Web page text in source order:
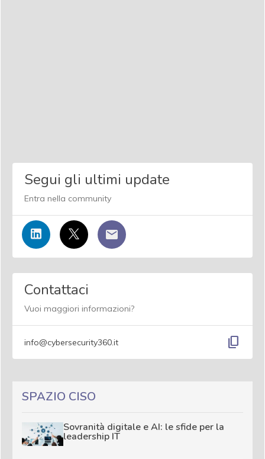
Segui gli ultimi update
Entra nella community
Contattaci
Vuoi maggiori informazioni?
info@cybersecurity360.it content_copy
SPAZIO CISO
Sovranità digitale e AI: le sfide per la
leadership IT